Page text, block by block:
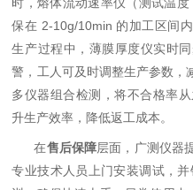
保在 2-10g/10min 的加工区间
生产过程中，薄膜厚度仪实时
警，工人可及时调整生产参数，
多仪器组合检测，将不合格率
升生产效率，降低返工成本。
在售后保障层面，广测仪器
专业技术人员上门安装调试，